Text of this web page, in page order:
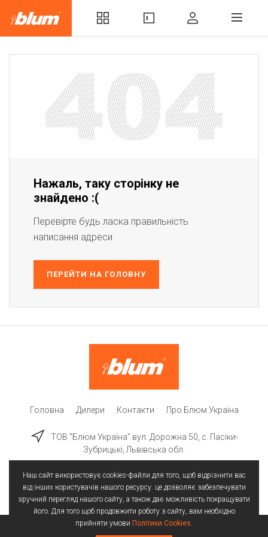
Нажаль, таку сторінку не
знайдено :(
Перевірте будь ласка правильність
написання адреси
ПЕРЕЙТИ НА ГОЛОВНУ
Головна Дилери Контакти Про Блюм Україна
ТОВ “Блюм Україна” вул. Дорожна 50, c. Пасіки-
Зубрицькі, Львівська обл.
Наш сайт використовує cookies-файли для того, щоб відрізнити вас
від інших користувачів нашого ресурсу. це дозволяє забезпечувати
зручний перегляд нашого сайту, а також дає можливість покращувати
його. Для того щоб продовжити роботу з сайту, вам необхідно
прийняти умови Політики Cookies.